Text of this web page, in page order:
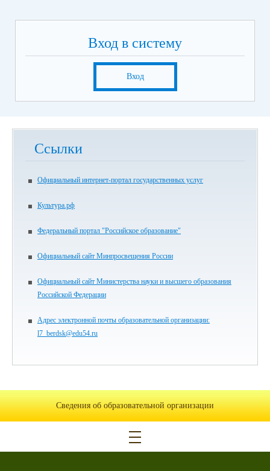
Вход в систему
Вход
Ссылки
Официальный интернет-портал государственных услуг
Культура.рф
Федеральный портал "Российское образование"
Официальный сайт Минпросвещения России
Официальный сайт Министерства науки и высшего образования
Российской Федерации
Адрес электронной почты образовательной организации:
l7_berdsk@edu54.ru
Сведения об образовательной организации